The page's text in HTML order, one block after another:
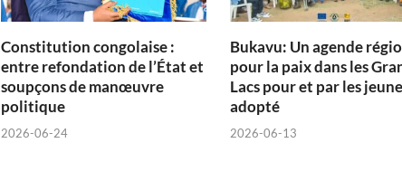
Constitution congolaise :
entre refondation de l’État et
soupçons de manœuvre
politique
2026-06-24
Bukavu: Un agende
pour la paix dans les
Lacs pour et par les
adopté
2026-06-13